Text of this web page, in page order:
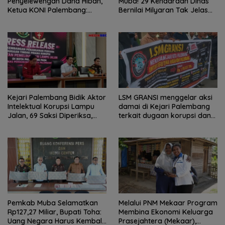
Ketua KONI Palembang:
Bernilai Milyaran Tak Jelas
Kejari Palembang Bidik Aktor
Intelektual Korupsi Lampu
Jalan, 69 Saksi Diperiksa,
LSM GRANSI menggelar aksi
damai di Kejari Palembang
terkait dugaan korupsi dana
Pemkab Muba Selamatkan
Rp127,27 Miliar, Bupati Toha:
Uang Negara Harus Kembali
Melalui PNM Mekaar Program
Membina Ekonomi Keluarga
Prasejahtera (Mekaar),